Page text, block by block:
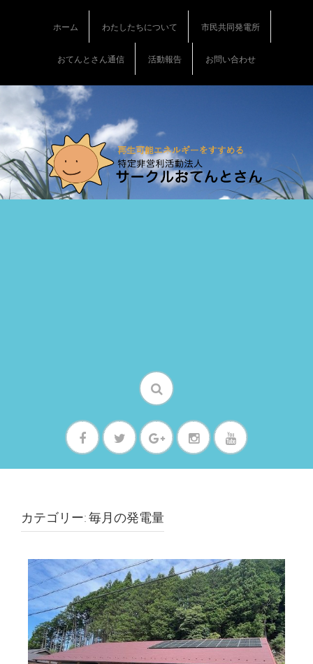
t
e
n
t
ホーム わたしたちについて 市民共同発電所
おてんとさん通信 活動報告 お問い合わせ
カテゴリー: 毎月の発電量